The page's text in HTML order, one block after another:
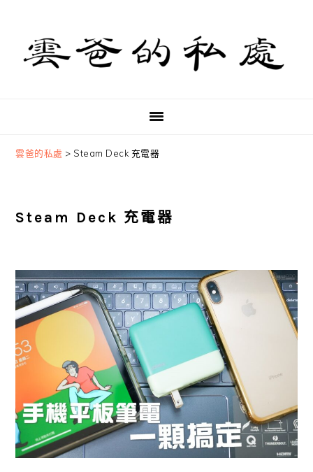
primary
navigation
content
primary
sidebar
雲爸的私處 > Steam Deck 充電器
Steam Deck 充電器